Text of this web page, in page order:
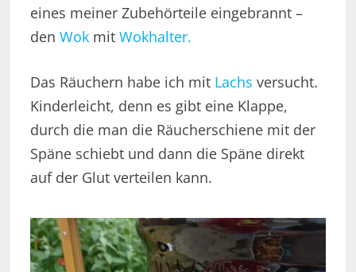
eines meiner Zubehörteile eingebrannt –
den Wokmit Wokhalter.
Das Räuchern habe ich mit Lachs versucht.
Kinderleicht, denn es gibt eine Klappe,
durch die man die Räucherschiene mit der
Späne schiebt und dann die Späne direkt
auf der Glut verteilen kann.